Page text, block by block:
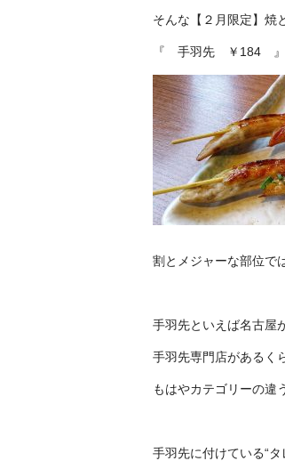
そんな【２月限定】焼
『 手羽先 ￥184 』
割とメジャーな部位で
手羽先といえば名古屋
手羽先専門店があるく
もはやカテゴリーの違
手羽先に付けている“タ